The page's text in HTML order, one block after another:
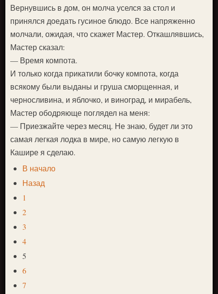
Вернувшись в дом, он молча уселся за стол и
принялся доедать гусиное блюдо. Все напряженно
молчали, ожидая, что скажет Мастер. Откашлявшись,
Мастер сказал:
— Время компота.
И только когда прикатили бочку компота, когда
всякому были выданы и груша сморщенная, и
черносливина, и яблочко, и виноград, и мирабель,
Мастер ободряюще поглядел на меня:
— Приезжайте через месяц. Не знаю, будет ли это
самая легкая лодка в мире, но самую легкую в
Кашире я сделаю.
В начало
Назад
1
2
3
4
5
6
7